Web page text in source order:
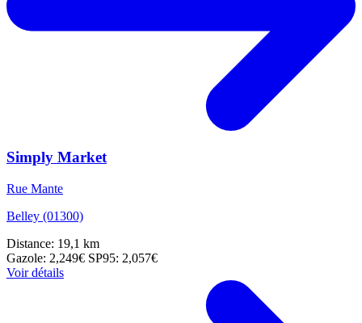
Simply Market
Rue Mante
Belley (01300)
Distance: 19,1 km
Gazole: 2,249€ SP95: 2,057€
Voir détails